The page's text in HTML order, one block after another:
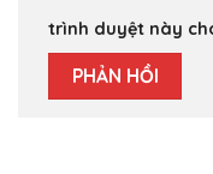
trình duyệt này